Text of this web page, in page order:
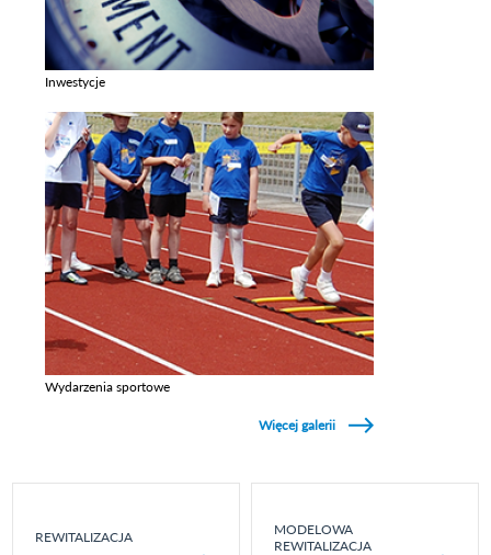
Inwestycje
Wydarzenia sportowe
Więcej galerii
REWITALIZACJA
MODELOWA
REWITALIZACJA